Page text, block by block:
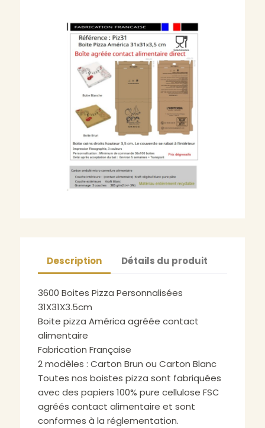
Description Détails du produit
3600 Boites Pizza Personnalisées
31X31X3.5cm
Boite pizza América agréée contact
alimentaire
Fabrication Française
2 modèles : Carton Brun ou Carton Blanc
Toutes nos boistes pizza sont fabriquées
avec des papiers 100% pure cellulose FSC
agréés contact alimentaire et sont
conformes à la réglementation.